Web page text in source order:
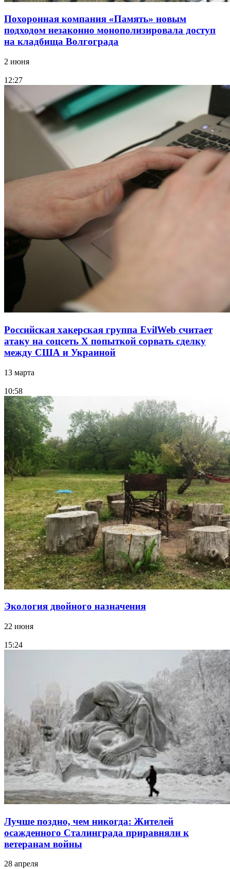
Похоронная компания «Память» новым
подходом незаконно монополизировала доступ
на кладбища Волгограда
2 июня
12:27
Российская хакерская группа EvilWeb считает
атаку на соцсеть Х попыткой сорвать сделку
между США и Украиной
13 марта
10:58
Экология двойного назначения
22 июня
15:24
Лучше поздно, чем никогда: Жителей
осажденного Сталинграда приравняли к
ветеранам войны
28 апреля